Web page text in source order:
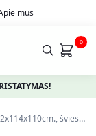
mus
0
šviesiai rudos spalvos